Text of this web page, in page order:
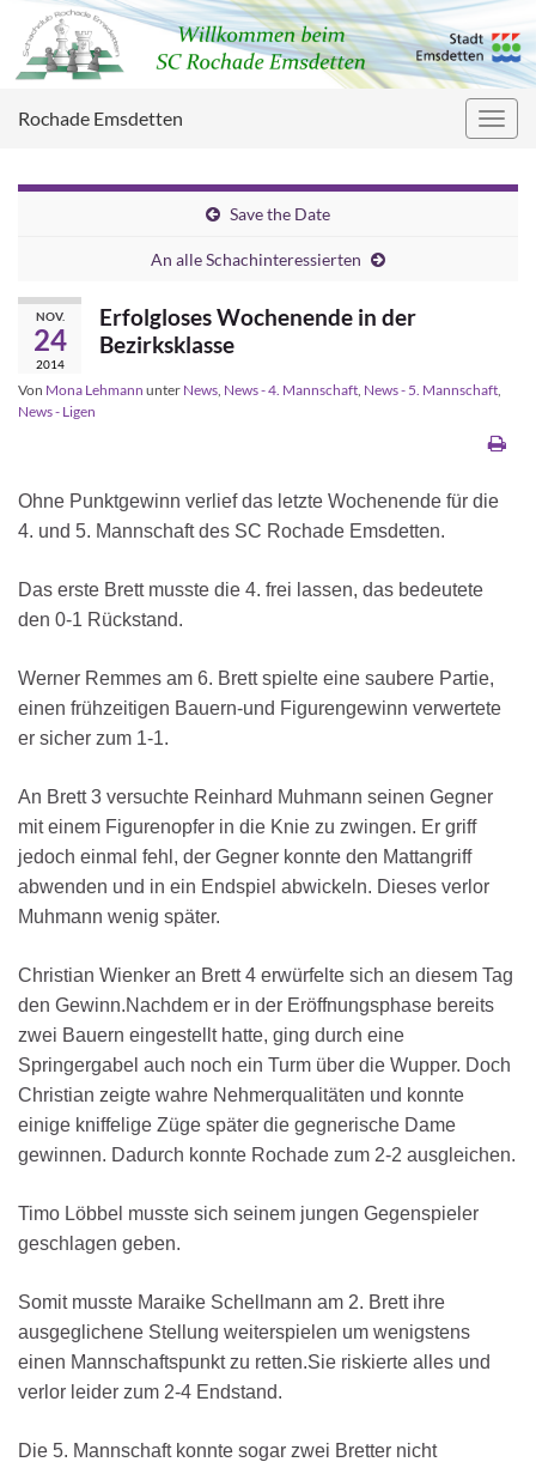
Rochade Emsdetten
Save the Date
An alle Schachinteressierten
NOV.
24
2014
Erfolgloses Wochenende in der
Bezirksklasse
Von Mona Lehmann unter News News - 4. Mannschaft News - 5. Mannschaft
News - Ligen
Ohne Punktgewinn verlief das letzte Wochenende für die
4. und 5. Mannschaft des SC Rochade Emsdetten.
Das erste Brett musste die 4. frei lassen, das bedeutete
den 0-1 Rückstand.
Werner Remmes am 6. Brett spielte eine saubere Partie,
einen frühzeitigen Bauern-und Figurengewinn verwertete
er sicher zum 1-1.
An Brett 3 versuchte Reinhard Muhmann seinen Gegner
mit einem Figurenopfer in die Knie zu zwingen. Er griff
jedoch einmal fehl, der Gegner konnte den Mattangriff
abwenden und in ein Endspiel abwickeln. Dieses verlor
Muhmann wenig später.
Christian Wienker an Brett 4 erwürfelte sich an diesem Tag
den Gewinn.Nachdem er in der Eröffnungsphase bereits
zwei Bauern eingestellt hatte, ging durch eine
Springergabel auch noch ein Turm über die Wupper. Doch
Christian zeigte wahre Nehmerqualitäten und konnte
einige kniffelige Züge später die gegnerische Dame
gewinnen. Dadurch konnte Rochade zum 2-2 ausgleichen.
Timo Löbbel musste sich seinem jungen Gegenspieler
geschlagen geben.
Somit musste Maraike Schellmann am 2. Brett ihre
ausgeglichene Stellung weiterspielen um wenigstens
einen Mannschaftspunkt zu retten.Sie riskierte alles und
verlor leider zum 2-4 Endstand.
Die 5. Mannschaft konnte sogar zwei Bretter nicht